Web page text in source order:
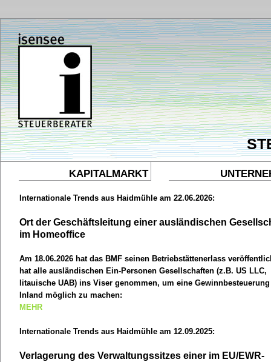
KAPITALMARKT
Internationale Trends aus Haidmühle am 22.06.2026:
Ort der Geschäftsleitung einer ausländischen
im Homeoffice
Am 18.06.2026 hat das BMF seinen Betriebstättenerlass
hat alle ausländischen Ein-Personen Gesellschaften (z.B. US LLC,
litauische UAB) ins Viser genommen, um eine
Inland möglich zu machen:
eine Geschäftsleitungsbetriebsstätte begründet werden. So hat
MEHR
Internationale Trends aus Haidmühle am 12.09.2025:
Verlagerung des Verwaltungssitzes einer im EU/EWR-